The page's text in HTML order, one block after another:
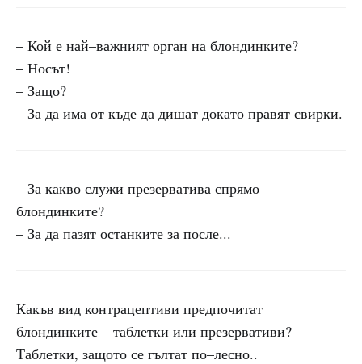
– Кой е най–важният орган на блондинките?
– Носът!
– Защо?
– За да има от къде да дишат докато правят свирки.
– За какво служи презерватива спрямо
блондинките?
– За да пазят останките за после...
Какъв вид контрацептиви предпочитат
блондинките – таблетки или презервативи?
Таблетки, защото се гълтат по–лесно..